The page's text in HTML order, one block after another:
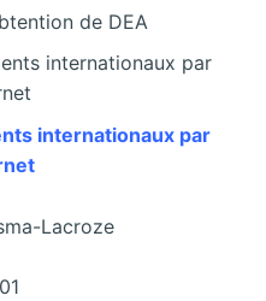
de DEA
internationaux par
Lacroze